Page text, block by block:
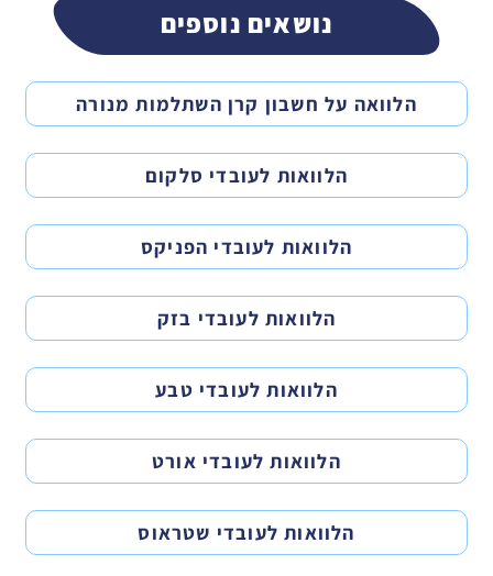
נושאים נוספים
הלוואה על חשבון קרן השתלמות מנורה
הלוואות לעובדי סלקום
הלוואות לעובדי הפניקס
הלוואות לעובדי בזק
הלוואות לעובדי טבע
הלוואות לעובדי אורט
הלוואות לעובדי שטראוס